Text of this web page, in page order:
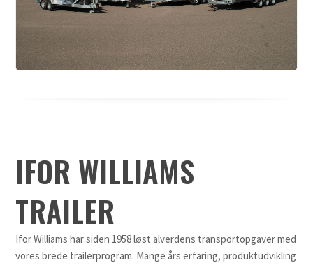
IFOR WILLIAMS
TRAILER
Ifor Williams har siden 1958 løst alverdens transportopgaver med
vores brede trailerprogram. Mange års erfaring, produktudvikling